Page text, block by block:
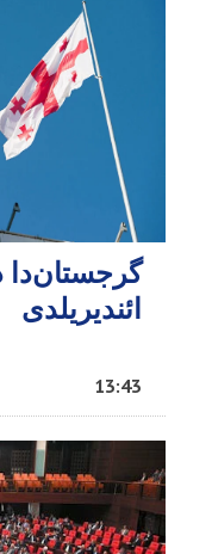
گرجستان‌دا
ائندیریلدی
13:43